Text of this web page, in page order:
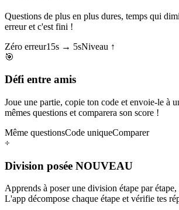
Questions de plus en plus dures, temps qui
erreur et c'est fini !
Zéro erreur15s → 5sNiveau ↑
🎯
Défi entre amis
Joue une partie, copie ton code et envoie-le à
mêmes questions et comparera son score !
Même questionsCode uniqueComparer
÷
Division posée NOUVEAU
Apprends à poser une division étape par
L'app décompose chaque étape et vérifie tes